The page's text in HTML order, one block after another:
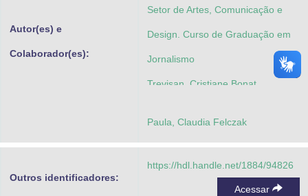
Autor(es) e
Colaborador(es):
Setor de Artes, Comunicação e
Design. Curso de Graduação em
Jornalismo
Trevisan, Cristiane Bonat
Paula, Claudia Felczak
Outros identificadores:
https://hdl.handle.net/1884/94826
Acessar